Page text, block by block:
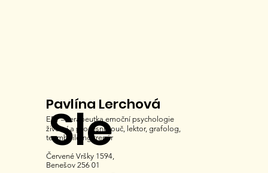
Pavlína Lerchová
EFT – terapeutka emoční psychologie
životní a procesní kouč, lektor, grafolog,
teambuilding trenér
Červené Vršky 1594,
Benešov 256 01
Sle